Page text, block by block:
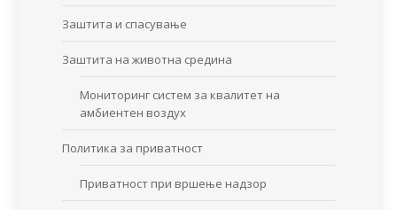
Заштита и спасување
Заштита на животна средина
Мониторинг систем за квалитет на
амбиентен воздух
Политика за приватност
Приватност при вршење надзор